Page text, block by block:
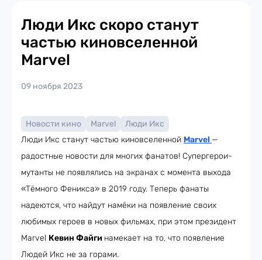
Люди Икс скоро станут
частью киновселенной
Marvel
09 ноября 2023
Новости кино Marvel
Люди Икс
Люди Икс станут частью киновселенной Marvel —
радостные новости для многих фанатов! Супергерои-
мутанты не появлялись на экранах с момента выхода
«Тёмного Феникса» в 2019 году. Теперь фанаты
надеются, что найдут намёки на появление своих
любимых героев в новых фильмах, при этом президент
Marvel Кевин Файги намекает на то, что появление
Людей Икс не за горами.